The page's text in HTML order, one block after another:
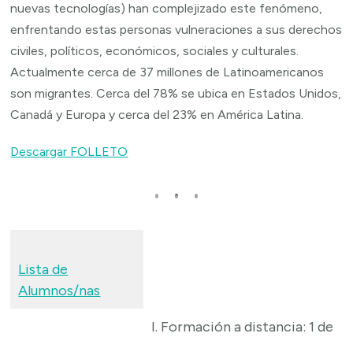
nuevas tecnologías) han complejizado este fenómeno,
enfrentando estas personas vulneraciones a sus derechos
civiles, políticos, económicos, sociales y culturales.
Actualmente cerca de 37 millones de Latinoamericanos
son migrantes. Cerca del 78% se ubica en Estados Unidos,
Canadá y Europa y cerca del 23% en América Latina.
Descargar FOLLETO
Listade
Alumnos/nas
I. Formación a distancia: 1 de